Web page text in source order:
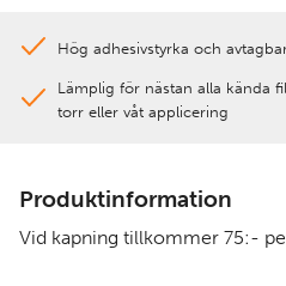
Hög adhesivstyrka och
Lämplig för nästan alla kända
torr eller våt applicering
Produktinformation
Vid kapning tillkommer 75:-